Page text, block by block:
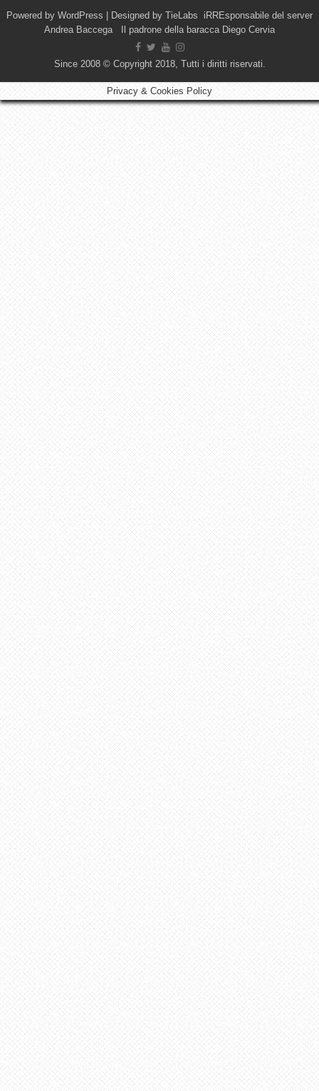
Powered by WordPress | Designed by TieLabs iRREsponsabile del server
Andrea Baccega Il padrone della baracca Diego Cervia
Since 2008 © Copyright 2018, Tutti i diritti riservati.
Privacy & Cookies Policy